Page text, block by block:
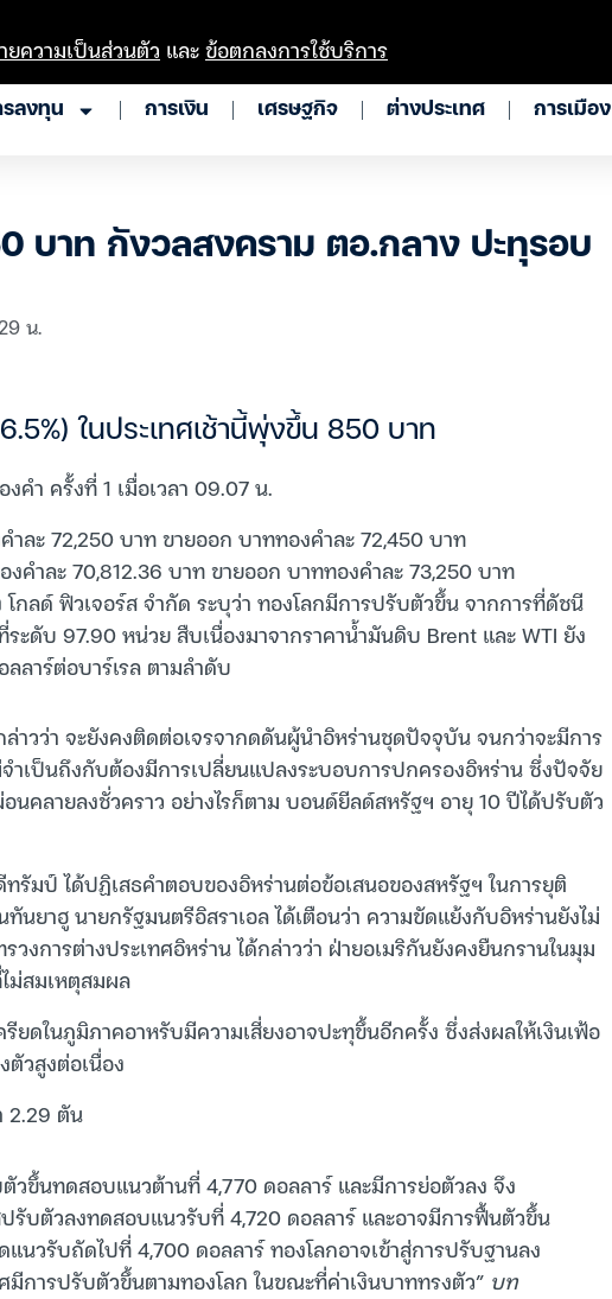
ลงทุน การเงิน เศรษฐกิจ ต่างประเทศ การเมือง
บาท กังวลสงคราม ตอ.กลาง ปะทุรอบ
น.
ในประเทศเช้านี้พุ่งขึ้น 850 บาท
คำ ครั้งที่ 1 เมื่อเวลา 09.07 น.
ละ 72,250 บาท ขายออก บาททองคำละ 72,450 บาท
ำละ 70,812.36 บาท ขายออก บาททองคำละ 73,250 บาท
โกลด์ ฟิวเจอร์ส จำกัด ระบุว่า ทองโลกมีการปรับตัวขึ้น จากการที่ดัชนี
ระดับ 97.90 หน่วย สืบเนื่องมาจากราคาน้ำมันดิบ Brent และ WTI ยัง
ลาร์ต่อบาร์เรล ตามลำดับ
าวว่า จะยังคงติดต่อเจรจากดดันผู้นำอิหร่านชุดปัจจุบัน จนกว่าจะมีการ
ำเป็นถึงกับต้องมีการเปลี่ยนแปลงระบอบการปกครองอิหร่าน ซึ่งปัจจัย
นคลายลงชั่วคราว อย่างไรก็ตาม บอนด์ยีลด์สหรัฐฯ อายุ 10 ปีได้ปรับตัว
รัมป์ ได้ปฏิเสธคำตอบของอิหร่านต่อข้อเสนอของสหรัฐฯ ในการยุติ
นยาฮู นายกรัฐมนตรีอิสราเอล ได้เตือนว่า ความขัดแย้งกับอิหร่านยังไม่
งการต่างประเทศอิหร่าน ได้กล่าวว่า ฝ่ายอเมริกันยังคงยืนกรานในมุม
ม่สมเหตุสมผล
ยดในภูมิภาคอาหรับมีความเสี่ยงอาจปะทุขึ้นอีกครั้ง ซึ่งส่งผลให้เงินเฟ้อ
วสูงต่อเนื่อง
2.29 ตัน
วขึ้นทดสอบแนวต้านที่ 4,770 ดอลลาร์ และมีการย่อตัวลง จึง
ปรับตัวลงทดสอบแนวรับที่ 4,720 ดอลลาร์ และอาจมีการฟื้นตัวขึ้น
นวรับถัดไปที่ 4,700 ดอลลาร์ ทองโลกอาจเข้าสู่การปรับฐานลง
มีการปรับตัวขึ้นตามทองโลก ในขณะที่ค่าเงินบาททรงตัว” บท
ยความเป็นส่วนตัว และข้อตกลงการใช้บริการ